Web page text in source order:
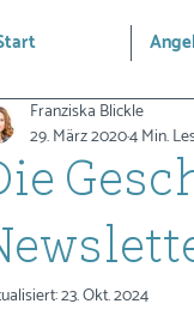
Franziska Blickle
29. März 20204 Min.
23. Okt. 2024